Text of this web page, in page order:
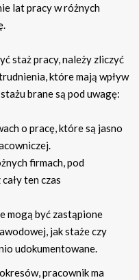
lat pracy w różnych
staż pracy, należy zliczyć
które mają wpływ
brane są pod uwagę:
o pracę, które są jasno
firmach, pod
ten czas
mogą być zastąpione
jak staże czy
udokumentowane.
pracownik ma